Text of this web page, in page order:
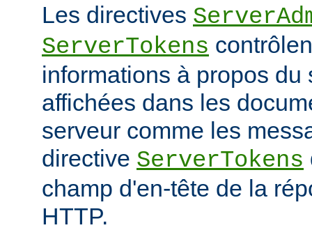
Les directives
ServerTokens
informations à propos du
affichées dans les
serveur comme les
directive ServerTokens
champ d'en-tête de la
HTTP.